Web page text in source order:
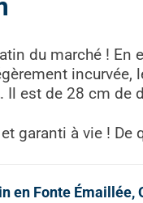
du marché !
. Il est de 28 cm de
garanti à vie !
en Fonte